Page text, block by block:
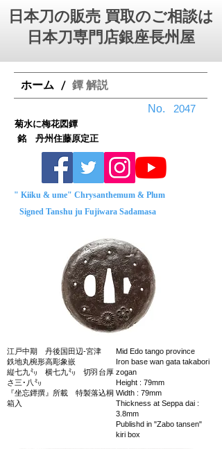
日本刀の販売 買取のご相談は
日本刀専門店銀座⻑州屋
ホーム / 鐔 解説
No.
銘 丹州住藤原定正
" Kiiku & ume" Chrysanthemum & Plum
Signed Tanshu ju Fujiwara Sadamasa
江戸中期 丹後国田辺‐宮津
鉄地丸椀形高彫象嵌
縦七九㍉ 横七九㍉ 切羽台厚
さ三･八㍉
『坐忘鐔撰』所載 特製落込桐
箱入
Mid Edo tango province
Iron base wan gata takabori
zogan
Height : 79mm
Width : 79mm
Thickness at Seppa dai :
3.8mm
Publishd in "Zabo tansen"
kiri box
菊水に梅花図鐔
2047